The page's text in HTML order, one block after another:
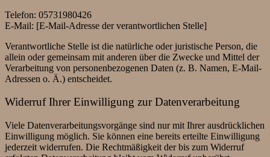
Telefon: 05731980426
E-Mail: [E-Mail-Adresse der verantwortlichen Stelle]
Verantwortliche Stelle ist die natürliche oder juristische Person, die
allein oder gemeinsam mit anderen über die Zwecke und Mittel der
Verarbeitung von personenbezogenen Daten (z. B. Namen, E-Mail-
Adressen o. Ä.) entscheidet.
Widerruf Ihrer Einwilligung zur Datenverarbeitung
Viele Datenverarbeitungsvorgänge sind nur mit Ihrer ausdrücklichen
Einwilligung möglich. Sie können eine bereits erteilte Einwilligung
jederzeit widerrufen. Die Rechtmäßigkeit der bis zum Widerruf